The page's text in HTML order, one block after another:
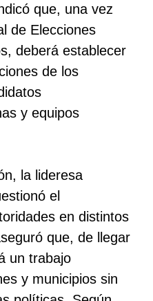
que, una vez
de Elecciones
deberá establecer
de los
y equipos
la lideresa
el
en distintos
que, de llegar
un trabajo
y municipios sin